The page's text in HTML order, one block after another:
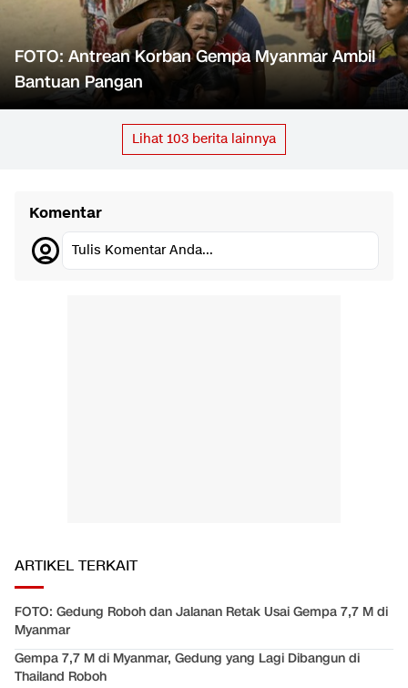
FOTO: Antrean Korban Gempa Myanmar Ambil
Bantuan Pangan
Lihat 103 berita lainnya
Komentar
Tulis Komentar Anda...
ARTIKEL TERKAIT
FOTO: Gedung Roboh dan Jalanan Retak Usai Gempa 7,7 M di
Myanmar
Gempa 7,7 M di Myanmar, Gedung yang Lagi Dibangun di
Thailand Roboh